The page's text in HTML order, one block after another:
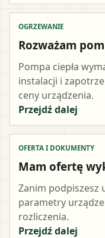
OGRZEWANIE
Rozważam
Pompa ciepła
instalacji i
ceny urządzenia.
Przejdź dalej
OFERTA I DOKUMENTY
Mam ofertę
Zanim podpiszesz
parametry
rozliczenia.
Przejdź dalej